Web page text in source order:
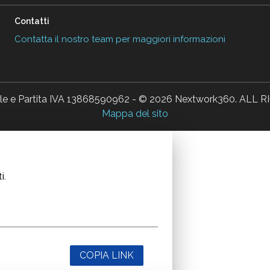
Contatti
Contatta il nostro team per maggiori informazioni
e Partita IVA 13868590962 - © 2026 Nextwork360. ALL
Mappa del sito
COPIA LINK